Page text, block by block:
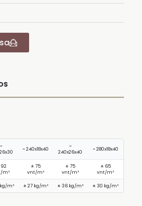
~
~ 240x18x40
~
240x26x40
~ 280x18x40
m²
± 75
vnt/m²
± 75
vnt/m²
± 65
vnt/m²
m² ± 27 kg/m² ± 36 kg/m² ± 30 kg/m²